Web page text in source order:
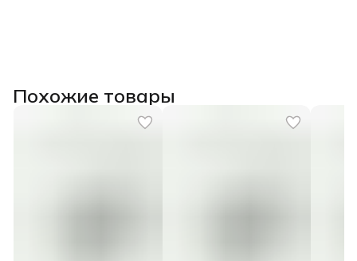
Похожие товары